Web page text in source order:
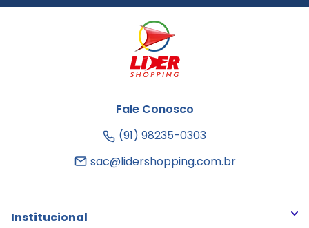
Fale Conosco
(91) 98235-0303
sac@lidershopping.com.br
Institucional